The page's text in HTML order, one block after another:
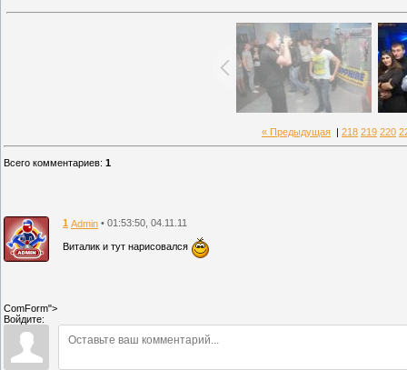
« Предыдущая 218 219 220
Всего комментариев: 1
1 Admin • 01:53:50, 04.11.11
Виталик и тут нарисовался
ComForm">
Войдите: